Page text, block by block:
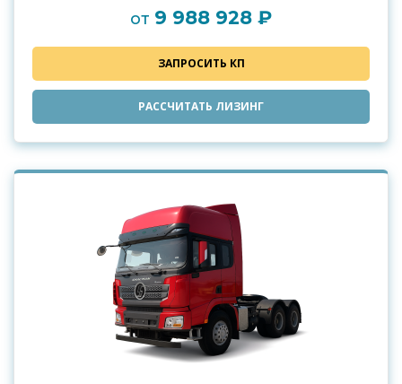
от 9 988 928 ₽
ЗАПРОСИТЬ КП
РАССЧИТАТЬ ЛИЗИНГ